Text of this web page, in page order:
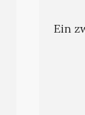
Ein